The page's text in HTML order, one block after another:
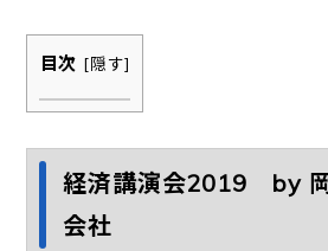
目次 [隠す]
経済講演会2019 by
会社